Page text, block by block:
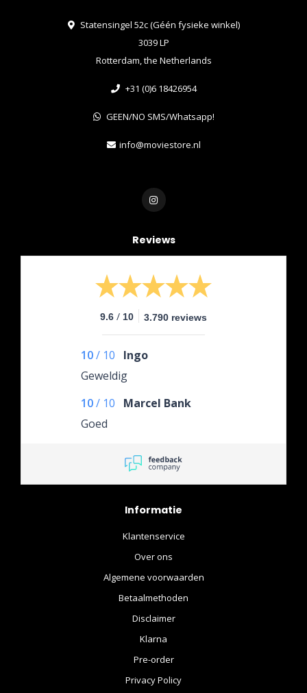
Statensingel 52c (Géén fysieke winkel)
3039 LP
Rotterdam, the Netherlands
+31 (0)6 18426954
GEEN/NO SMS/Whatsapp!
info@moviestore.nl
Reviews
9.6 / 10 3.790 reviews
10/ 10
Ingo
Geweldig
10/ 10
Marcel Bank
Goed
Informatie
Klantenservice
Over ons
Algemene voorwaarden
Betaalmethoden
Disclaimer
Klarna
Pre-order
Privacy Policy